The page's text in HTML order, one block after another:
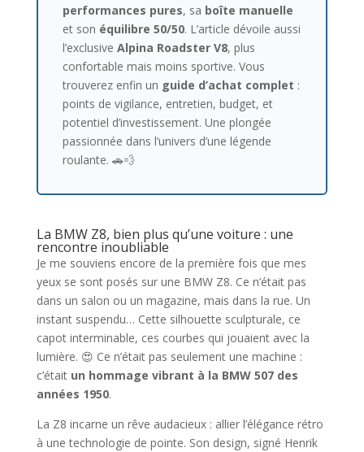
performances pures, sa boîte manuelle
et son équilibre 50/50. L’article dévoile aussi
l’exclusive Alpina Roadster V8, plus
confortable mais moins sportive. Vous
trouverez enfin un guide d’achat complet :
points de vigilance, entretien, budget, et
potentiel d’investissement. Une plongée
passionnée dans l’univers d’une légende
roulante. 🚗💨
La BMW Z8, bien plus qu’une voiture : une
rencontre inoubliable
Je me souviens encore de la première fois que mes
yeux se sont posés sur une BMW Z8. Ce n’était pas
dans un salon ou un magazine, mais dans la rue. Un
instant suspendu… Cette silhouette sculpturale, ce
capot interminable, ces courbes qui jouaient avec la
lumière. 😍 Ce n’était pas seulement une machine :
c’était un hommage vibrant à la BMW 507 des
années 1950.
La Z8 incarne un rêve audacieux : allier l’élégance rétro
à une technologie de pointe. Son design, signé Henrik